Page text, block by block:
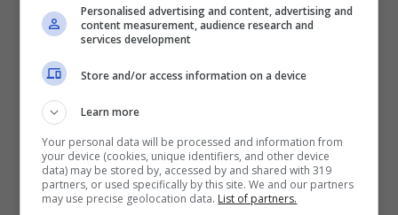
Minturno), consente anche di raggiungere
importanti risultati a livello nazionale ed
internazionale”.
In questo ambito la stretta e proficua
collaborazione con il direttore del centro di
preparazione olimpica “Bruno Zauli” di
Formia è stata determinante, se non
Personalised advertising and content, advertising and
content measurement, audience research and
services development
Store and/or access information on a device
Learn more
Your personal data will be processed and information from
your device (cookies, unique identifiers, and other device
data) may be stored by, accessed by and shared with 319
partners, or used specifically by this site. We and our partners
may use precise geolocation data. List of partners.